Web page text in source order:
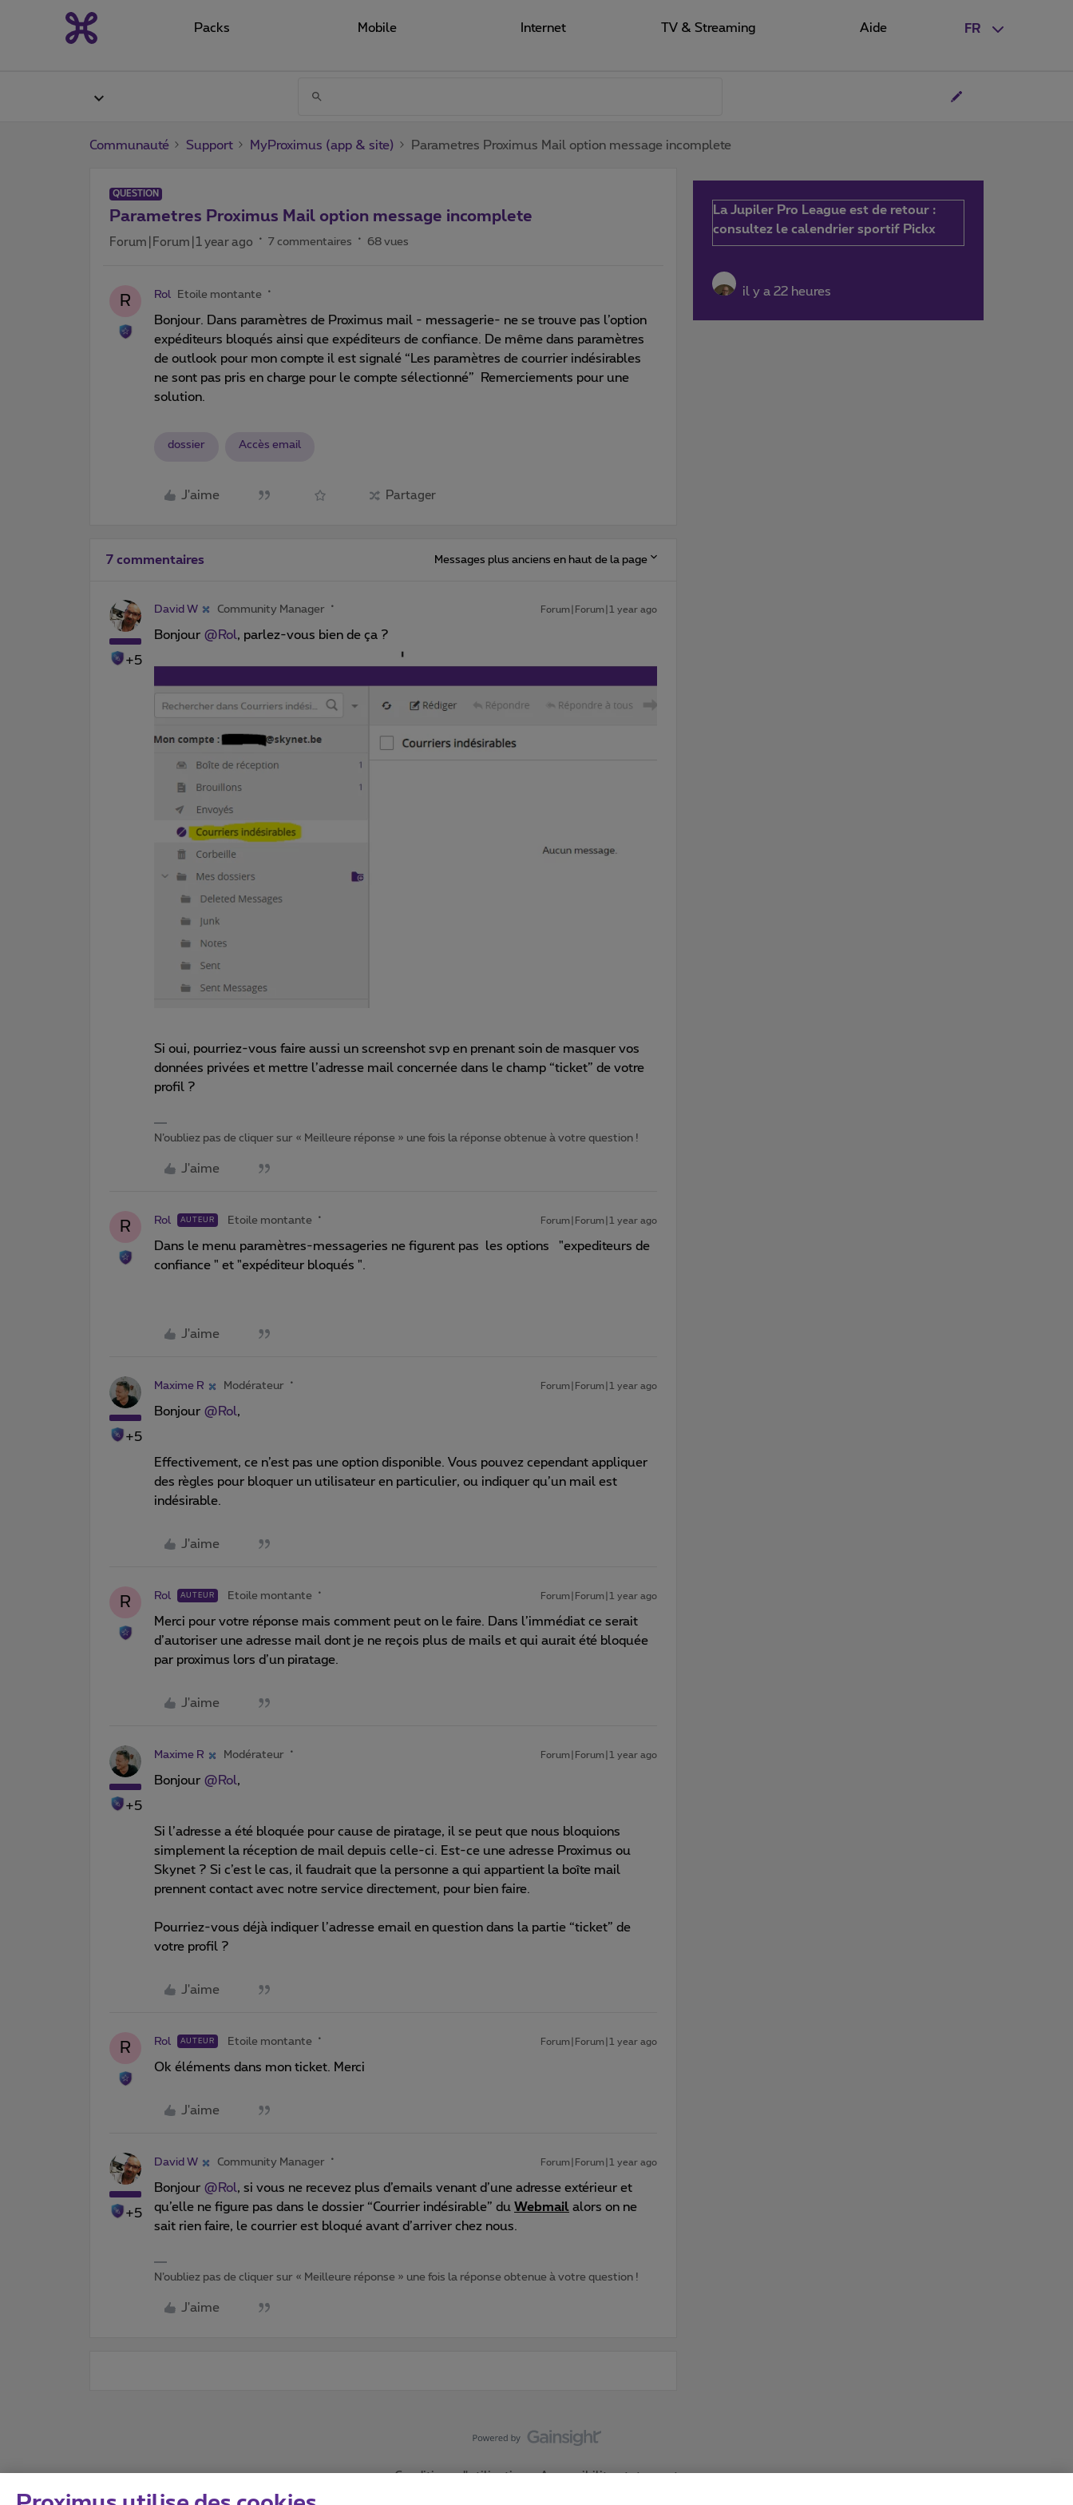
FR
Packs Mobile Internet TV & Streaming Aide
Communauté Support MyProximus (app & site) Parametres Proximus Mail option message incomplete
QUESTION
Parametres Proximus Mail option message incomplete
Forum|Forum|1 year ago 7 commentaires 68 vues
R Rol Etoile montante
Bonjour. Dans paramètres de Proximus mail - messagerie- ne se trouve pas l’option
expéditeurs bloqués ainsi que expéditeurs de confiance. De même dans paramètres
de outlook pour mon compte il est signalé “Les paramètres de courrier indésirables
ne sont pas pris en charge pour le compte sélectionné” Remerciements pour une
solution.
dossier Accès email
J'aime Partager
7 commentaires Messages plus anciens en haut de la page
+5
David W Community Manager Forum|Forum|1 year ago
Bonjour ​ @Rol, parlez-vous bien de ça ?
Si oui, pourriez-vous faire aussi un screenshot svp en prenant soin de masquer vos
données privées et mettre l’adresse mail concernée dans le champ “ticket” de votre
profil ?
N’oubliez pas de cliquer sur « Meilleure réponse » une fois la réponse obtenue à votre question !
J'aime
R Rol AUTEUR Etoile montante Forum|Forum|1 year ago
Dans le menu paramètres-messageries ne figurent pas les options "expediteurs de
confiance " et "expéditeur bloqués ".
J'aime
+5
Maxime R Modérateur Forum|Forum|1 year ago
Bonjour ​ @Rol,
Effectivement, ce n’est pas une option disponible. Vous pouvez cependant appliquer
des règles pour bloquer un utilisateur en particulier, ou indiquer qu’un mail est
indésirable.
J'aime
R Rol AUTEUR Etoile montante Forum|Forum|1 year ago
Merci pour votre réponse mais comment peut on le faire. Dans l’immédiat ce serait
d’autoriser une adresse mail dont je ne reçois plus de mails et qui aurait été bloquée
par proximus lors d’un piratage.
J'aime
+5
Maxime R Modérateur Forum|Forum|1 year ago
Bonjour ​ @Rol,
Si l’adresse a été bloquée pour cause de piratage, il se peut que nous bloquions
simplement la réception de mail depuis celle-ci. Est-ce une adresse Proximus ou
Skynet ? Si c’est le cas, il faudrait que la personne a qui appartient la boîte mail
prennent contact avec notre service directement, pour bien faire.
Pourriez-vous déjà indiquer l’adresse email en question dans la partie “ticket” de
votre profil ?
J'aime
R Rol AUTEUR Etoile montante Forum|Forum|1 year ago
Ok éléments dans mon ticket. Merci
J'aime
+5
David W Community Manager Forum|Forum|1 year ago
Bonjour ​ @Rol, si vous ne recevez plus d’emails venant d’une adresse extérieur et
qu’elle ne figure pas dans le dossier “Courrier indésirable” du Webmail alors on ne
sait rien faire, le courrier est bloqué avant d’arriver chez nous.
N’oubliez pas de cliquer sur « Meilleure réponse » une fois la réponse obtenue à votre question !
J'aime
La Jupiler Pro League est de retour :
consultez le calendrier sportif Pickx
il y a 22 heures
Conditions d'utilisation Accessibility statement